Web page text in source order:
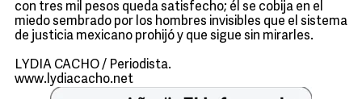
con tres mil pesos queda satisfecho; él se cobija en el
miedo sembrado por los hombres invisibles que el sistema
de justicia mexicano prohijó y que sigue sin mirarles.
LYDIA CACHO / Periodista.
www.lydiacacho.net